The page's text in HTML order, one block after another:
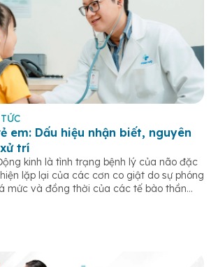
em: Dấu hiệu nhận biết, nguyên
trí
kinh là tình trạng bệnh lý của não đặc
lặp lại của các cơn co giật do sự phóng
mức và đồng thời của các tế bào thần